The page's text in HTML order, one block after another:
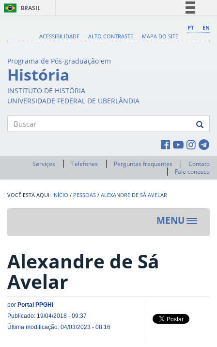
BRASIL
Comunica BR
PT
EN
ACESSIBILIDADE
ALTO CONTRASTE MAPA DO SITE
Programa de Pós-graduação em
História
INSTITUTO DE HISTÓRIA
UNIVERSIDADE FEDERAL DE UBERLÂNDIA
Serviços Telefones Perguntas frequentes
Contato
Fale conosco
INÍCIO / PESSOAS / ALEXANDRE DE SÁ AVELAR
MENU
Toggle
Alexandre de Sá
Avelar
por Portal PPGHI
Publicado: 19/04/2018 - 09:37
Última modificação: 04/03/2023 - 08:16